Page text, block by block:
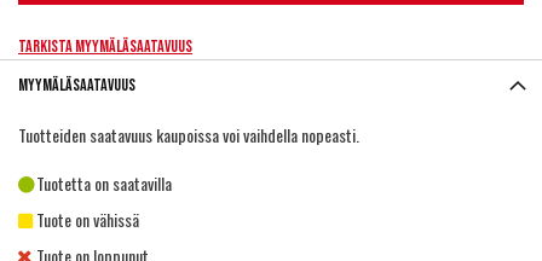
Tarkista myymäläsaatavuus
Myymäläsaatavuus
Tuotteiden saatavuus kaupoissa voi vaihdella nopeasti.
Tuotetta on saatavilla
Tuote on vähissä
Tuote on loppunut